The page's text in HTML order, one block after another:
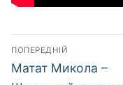
Навігація
записів
ПОПЕРЕДНІЙ
Попередній
Матат Микола –